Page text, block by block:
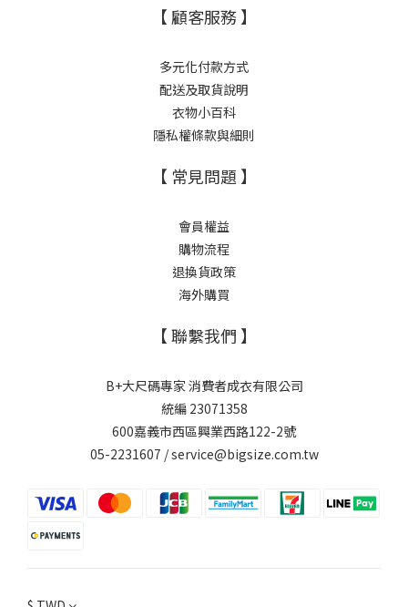
【 顧客服務 】
多元化付款方式
配送及取貨說明
衣物小百科
隱私權條款與細則
【 常見問題 】
會員權益
購物流程
退換貨政策
海外購買
【 聯繫我們 】
B+大尺碼專家 消費者成衣有限公司
統編 23071358
600嘉義市西區興業西路122-2號
05-2231607 / service@bigsize.com.tw